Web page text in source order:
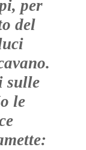
per
del
sulle
le